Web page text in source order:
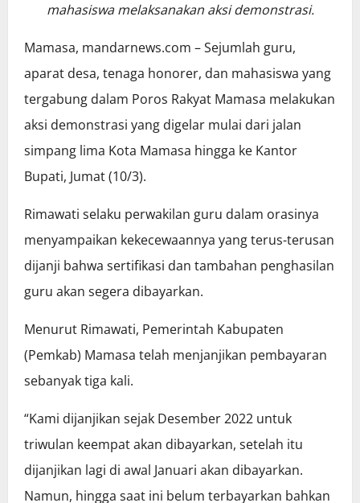
mahasiswa melaksanakan aksi demonstrasi.
Mamasa, mandarnews.com – Sejumlah guru,
aparat desa, tenaga honorer, dan mahasiswa yang
tergabung dalam Poros Rakyat Mamasa melakukan
aksi demonstrasi yang digelar mulai dari jalan
simpang lima Kota Mamasa hingga ke Kantor
Bupati, Jumat (10/3).
Rimawati selaku perwakilan guru dalam orasinya
menyampaikan kekecewaannya yang terus-terusan
dijanji bahwa sertifikasi dan tambahan penghasilan
guru akan segera dibayarkan.
Menurut Rimawati, Pemerintah Kabupaten
(Pemkab) Mamasa telah menjanjikan pembayaran
sebanyak tiga kali.
“Kami dijanjikan sejak Desember 2022 untuk
triwulan keempat akan dibayarkan, setelah itu
dijanjikan lagi di awal Januari akan dibayarkan.
Namun, hingga saat ini belum terbayarkan bahkan